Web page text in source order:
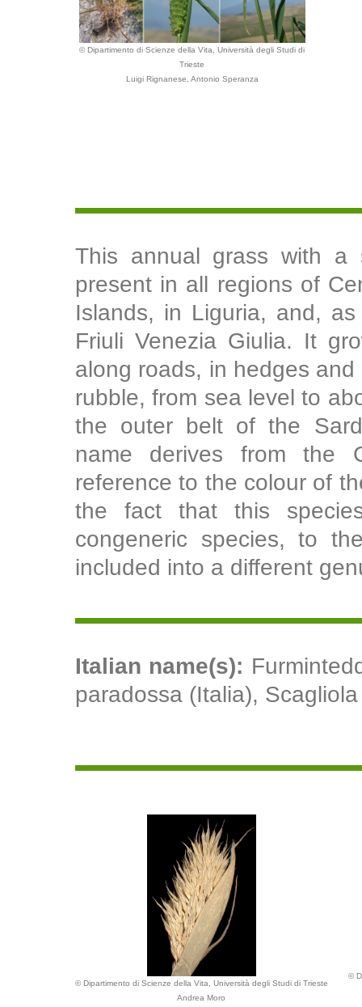
© Dipartimento di Scienze della Vita, Università degli Studi di
Trieste
Luigi Rignanese, Antonio Speranza
This annual grass with a
present in all regions of
Islands, in Liguria, and,
Friuli Venezia Giulia. It
along roads, in hedges
rubble, from sea level to
the outer belt of the
name derives from the
reference to the colour of
the fact that this
congeneric species, to
included into a different
Italian name(s):
paradossa (Italia),
© Dipartimento di Scienze della Vita, Università degli Studi di Trieste
Andrea Moro
©